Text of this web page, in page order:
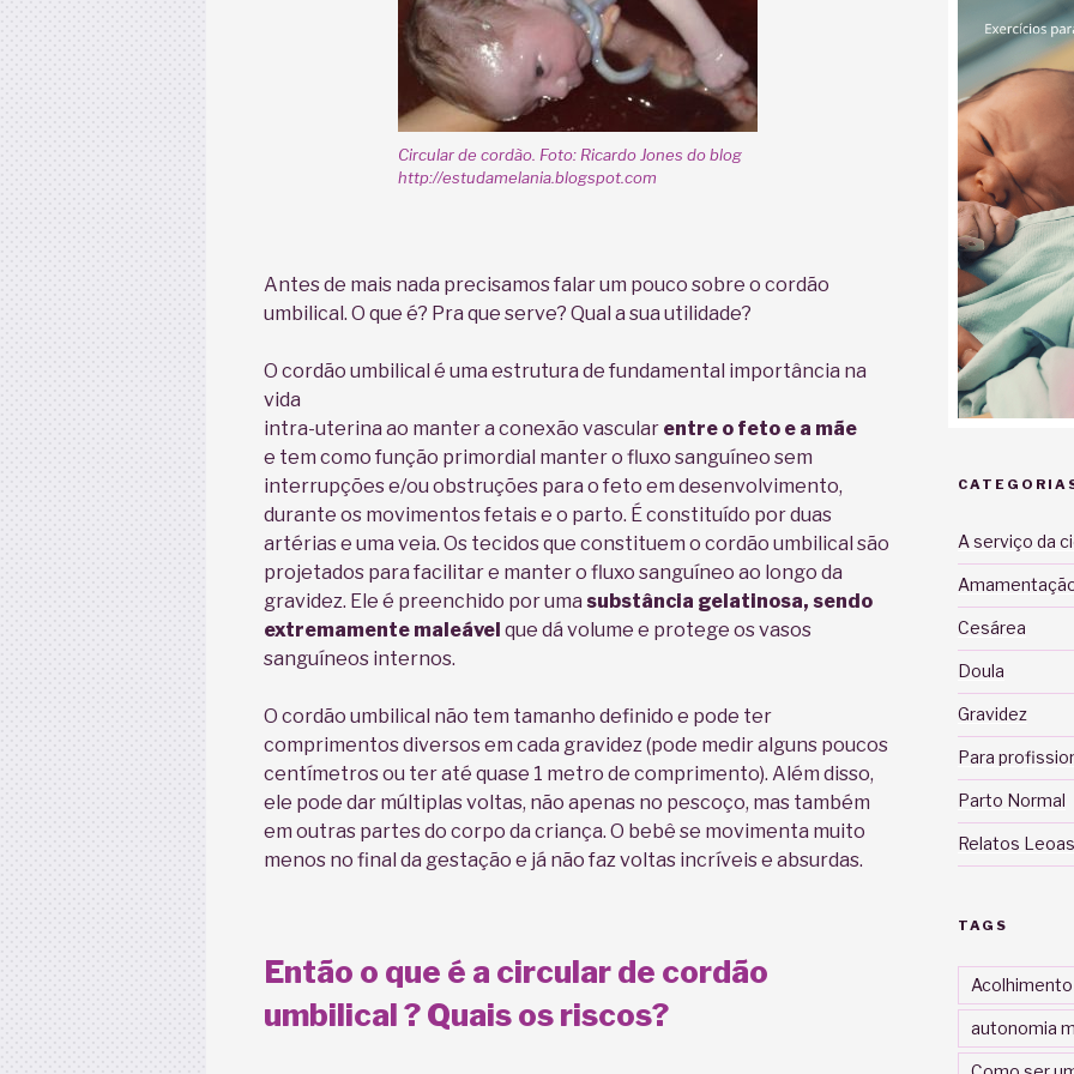
Circular de cordão. Foto: Ricardo Jones do blog
http://estudamelania.blogspot.com
Antes de mais nada precisamos falar um pouco sobre o cordão
umbilical. O que é? Pra que serve? Qual a sua utilidade?
O cordão umbilical é uma estrutura de fundamental importância na
vida
intra-uterina ao manter a conexão vascular entre o feto e a mãe
e tem como função primordial manter o fluxo sanguíneo sem
interrupções e/ou obstruções para o feto em desenvolvimento,
durante os movimentos fetais e o parto. É constituído por duas
artérias e uma veia. Os tecidos que constituem o cordão umbilical são
projetados para facilitar e manter o fluxo sanguíneo ao longo da
gravidez. Ele é preenchido por uma substância gelatinosa, sendo
extremamente maleável que dá volume e protege os vasos
sanguíneos internos.
O cordão umbilical não tem tamanho definido e pode ter
comprimentos diversos em cada gravidez (pode medir alguns poucos
centímetros ou ter até quase 1 metro de comprimento). Além disso,
ele pode dar múltiplas voltas, não apenas no pescoço, mas também
em outras partes do corpo da criança. O bebê se movimenta muito
menos no final da gestação e já não faz voltas incríveis e absurdas.
Então o que é a circular de cordão
umbilical ? Quais os riscos?
A serviço da
Cesárea
Doula
Gravidez
Para
Parto Normal
Relatos
TAGS
Acolhimento
autonomia